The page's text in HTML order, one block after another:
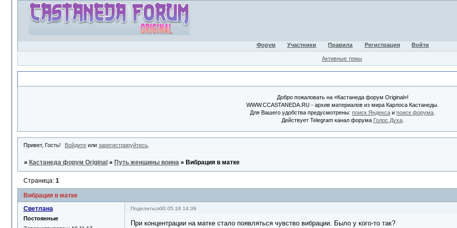
Форум Участники Правила Регистрация Войти
Активные темы
Добро пожаловать на «Кастанеда форум Original»!
WWW.CCASTANEDA.RU - архив материалов из мира Карлоса Кастанеды.
Для Вашего удобства предусмотрены:поиск Яндекса ипоиск форума
Действует Telegram канал форума Голос Духа.
Привет, Гость! Войдите илизарегистрируйтесь
» Кастанеда форум Original » Путь женщины воина » Вибрация в матке
Вибрация в матке
Страница: 1
Поделиться30.05.18 14:39
Светлана
Постоянные
При концентрации на матке стало появляться чувство вибрации. Было у кого-то так?